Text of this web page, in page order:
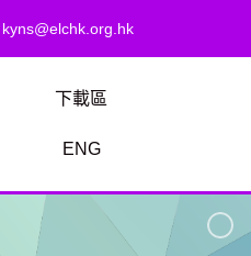
kyns@elchk.org.hk
下載區
ENG